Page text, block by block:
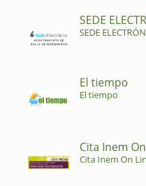
SEDE
SEDE
El tiempo
El tiempo
Cita Inem
Cita Inem On